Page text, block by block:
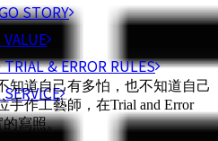
STORY
& ERROR RULES
知道自己有多怕，也不知道自己
手作工藝師，在Trial and Error
的寫照。